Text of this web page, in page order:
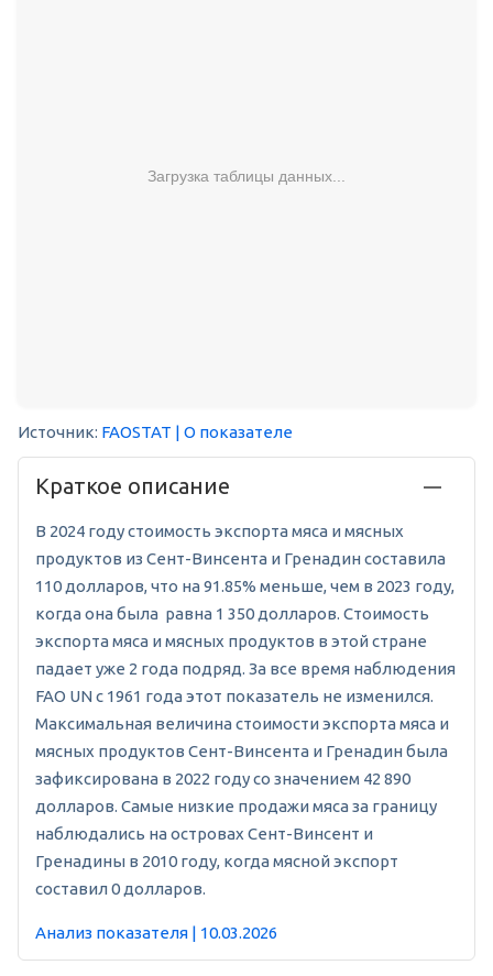
Загрузка таблицы данных...
Источник: FAOSTAT | О показателе
Краткое описание
В 2024 году стоимость экспорта мяса и мясных
продуктов из Сент-Винсента и Гренадин составила
110 долларов, что на 91.85% меньше, чем в 2023 году,
когда она была равна 1 350 долларов. Стоимость
экспорта мяса и мясных продуктов в этой стране
падает уже 2 года подряд. За все время наблюдения
FAO UN с 1961 года этот показатель не изменился.
Максимальная величина стоимости экспорта мяса и
мясных продуктов Сент-Винсента и Гренадин была
зафиксирована в 2022 году со значением 42 890
долларов. Самые низкие продажи мяса за границу
наблюдались на островах Сент-Винсент и
Гренадины в 2010 году, когда мясной экспорт
составил 0 долларов.
Анализ показателя | 10.03.2026